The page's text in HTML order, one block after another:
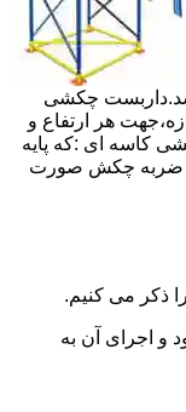
مثلثی یا مربعی می باشد.داربست چکشی
هر ارتفاع و
کاسه ای :که پایه
با ضربه چکش صورت
ذکر می کنیم.
و اجرای آن به